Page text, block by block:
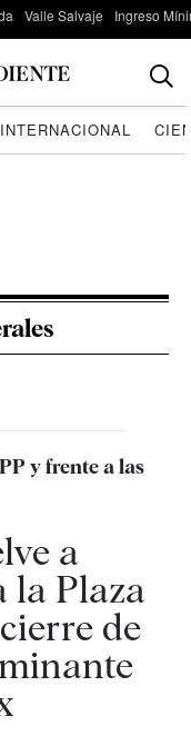
Valle Salvaje Ingreso
INTERNACIONAL
y frente a las
a
la Plaza
de